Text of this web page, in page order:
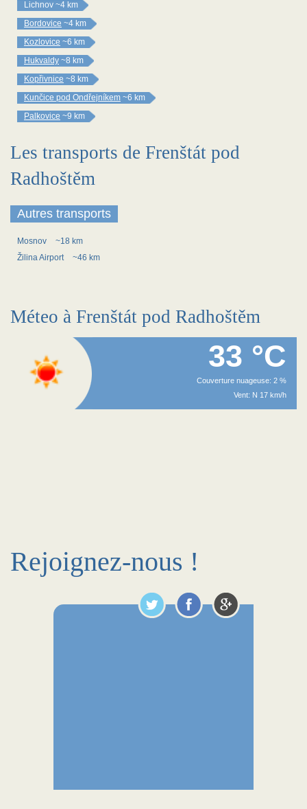
Lichnov ~4 km
Bordovice ~4 km
Kozlovice ~6 km
Hukvaldy ~8 km
Kopřivnice ~8 km
Kunčice pod Ondřejníkem ~6 km
Palkovice ~9 km
Les transports de Frenštát pod
Radhoštěm
Autres transports
Mosnov
~18 km
Žilina Airport
~46 km
Méteo à Frenštát pod Radhoštěm
33 °C
Couverture nuageuse: 2 %
Vent: N 17 km/h
Rejoignez-nous !